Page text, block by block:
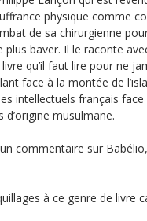
physique comme
de sa chirurgienne
baver. Il le raconte
livre qu’il faut lire pour ne
face à la montée de
intellectuels français
d’origine musulmane.
commentaire sur
à ce genre de livre